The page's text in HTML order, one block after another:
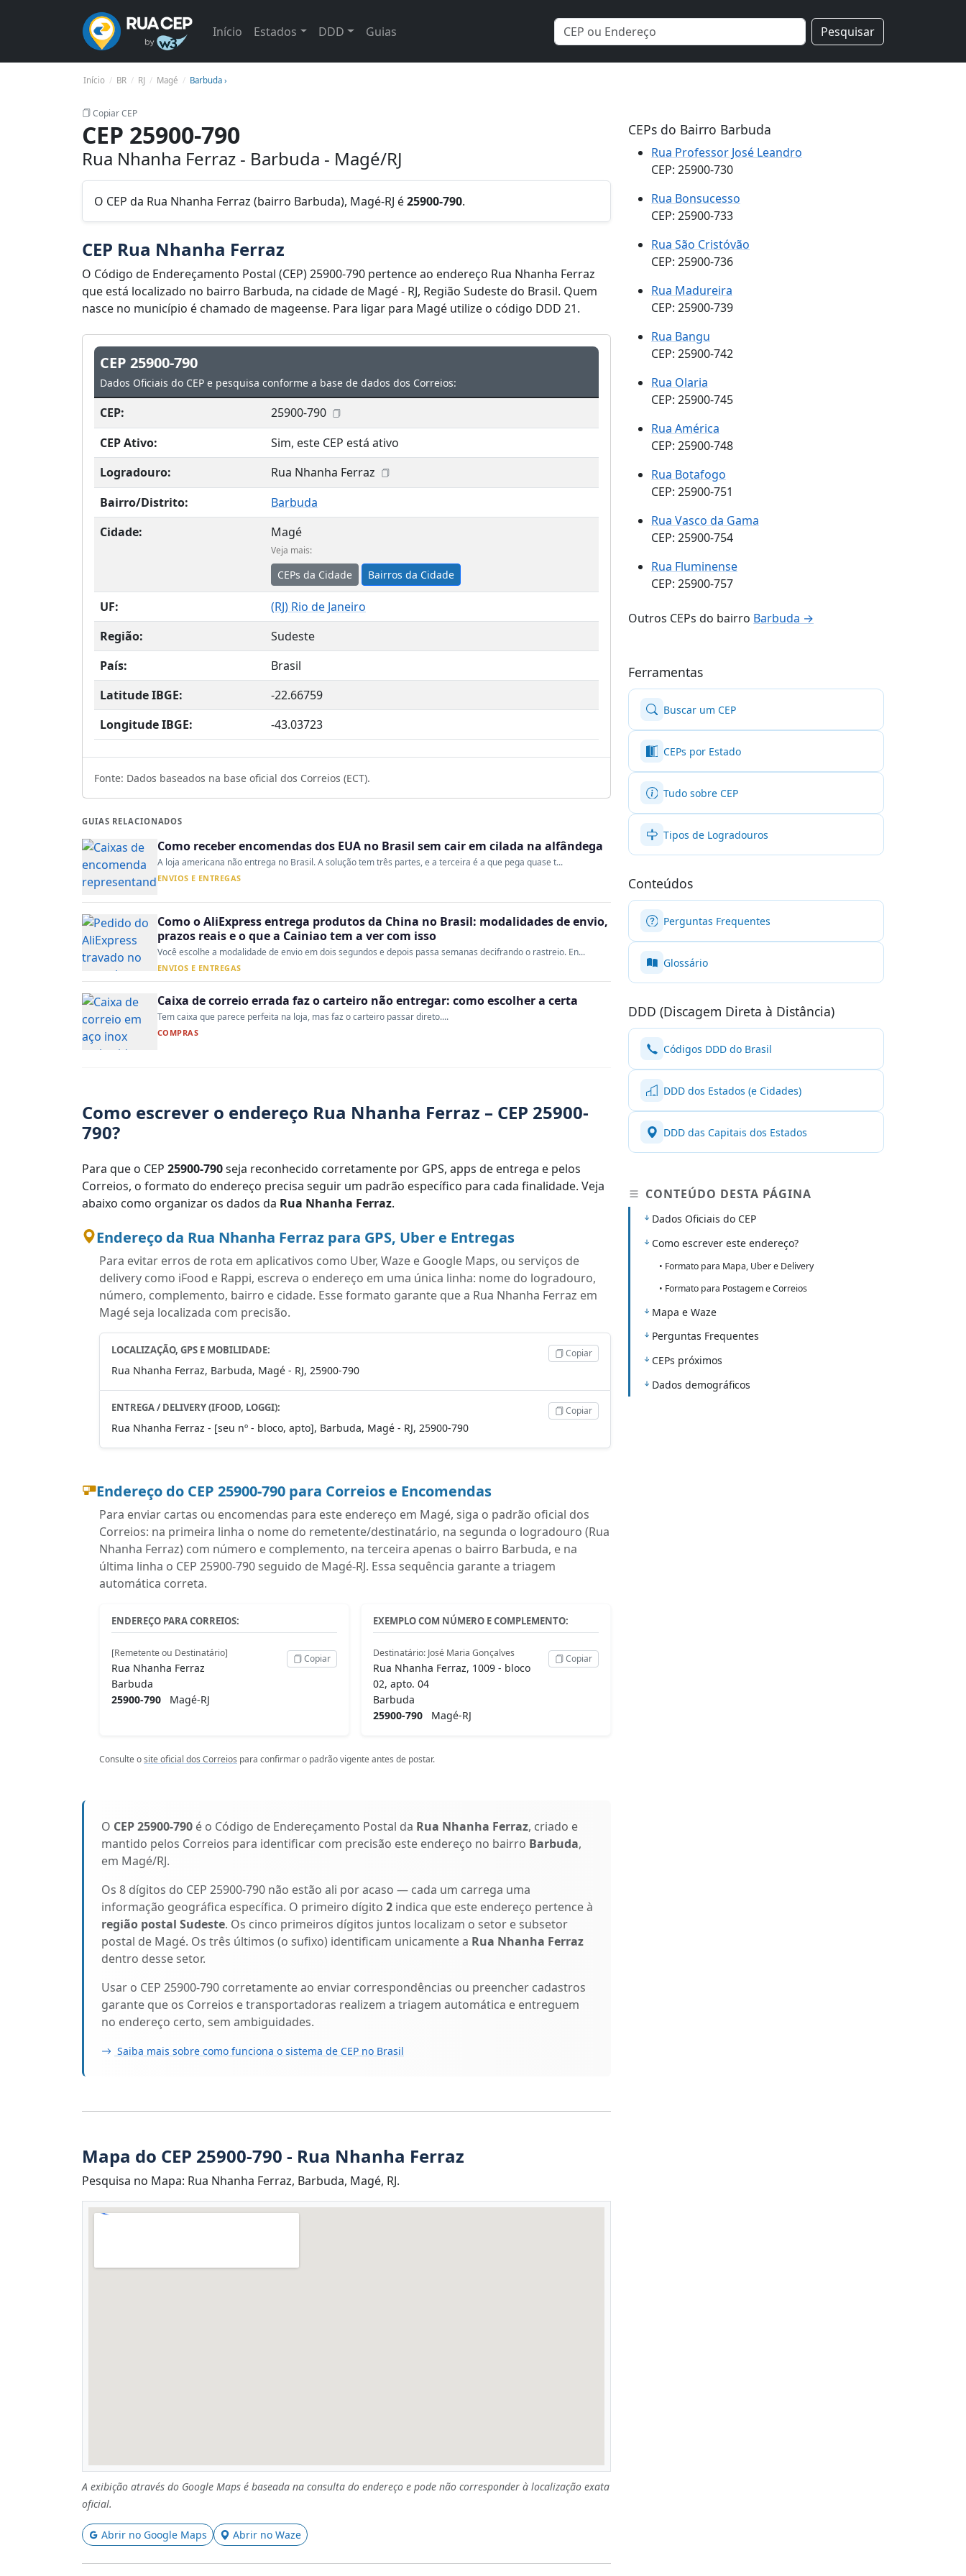
Início Estados DDD Guias Pesquisar
Início BR RJ Magé Barbuda ›
Copiar CEP
CEP 25900-790
Rua Nhanha Ferraz - Barbuda - Magé/RJ
O CEP da Rua Nhanha Ferraz (bairro Barbuda), Magé-RJ é25900-790.
CEP Rua Nhanha Ferraz
O Código de Endereçamento Postal (CEP) 25900-790 pertence ao endereço Rua Nhanha Ferraz
que está localizado no bairro Barbuda, na cidade de Magé - RJ, Região Sudeste do Brasil. Quem
nasce no município é chamado de mageense. Para ligar para Magé utilize o código DDD 21.
CEP 25900-790
Dados Oficiais do CEP e pesquisa conforme a base de dados dos Correios:
CEP:
25900-790
CEP Ativo:
Sim, este CEP está ativo
Logradouro:
Rua Nhanha Ferraz
Bairro/Distrito:
Barbuda
Cidade:
Magé
Veja mais:
CEPs da Cidade Bairros da Cidade
UF: (RJ) Rio de Janeiro
Região:
Sudeste
País:
Brasil
Latitude IBGE:
-22.66759
Longitude IBGE:
-43.03723
Fonte: Dados baseados na base oficial dos Correios (ECT).
GUIAS RELACIONADOS
Como receber encomendas dos EUA no Brasil sem cair em cilada na alfândega
A loja americana não entrega no Brasil. A solução tem três partes, e a terceira é a que pega quase t...
ENVIOS E ENTREGAS
Como o AliExpress entrega produtos da China no Brasil: modalidades de envio,
prazos reais e o que a Cainiao tem a ver com isso
Você escolhe a modalidade de envio em dois segundos e depois passa semanas decifrando o rastreio. En...
ENVIOS E ENTREGAS
Caixa de correio errada faz o carteiro não entregar: como escolher a certa
Tem caixa que parece perfeita na loja, mas faz o carteiro passar direto....
COMPRAS
Como escrever o endereço Rua Nhanha Ferraz – CEP 25900-
790?
Para que o CEP 25900-790seja reconhecido corretamente por GPS, apps de entrega e pelos
Correios, o formato do endereço precisa seguir um padrão específico para cada finalidade. Veja
abaixo como organizar os dados da Rua Nhanha Ferraz.
Endereço da Rua Nhanha Ferraz para GPS, Uber e Entregas
Para evitar erros de rota em aplicativos como Uber, Waze e Google Maps, ou serviços de
delivery como iFood e Rappi, escreva o endereço em uma única linha: nome do logradouro,
número, complemento, bairro e cidade. Esse formato garante que a Rua Nhanha Ferraz em
Magé seja localizada com precisão.
LOCALIZAÇÃO, GPS E MOBILIDADE:
Rua Nhanha Ferraz, Barbuda, Magé - RJ, 25900-790
Copiar
ENTREGA / DELIVERY (IFOOD, LOGGI):
Rua Nhanha Ferraz - [seu nº - bloco, apto], Barbuda, Magé - RJ, 25900-790
Copiar
Endereço do CEP 25900-790 para Correios e Encomendas
Para enviar cartas ou encomendas para este endereço em Magé, siga o padrão oficial dos
Correios: na primeira linha o nome do remetente/destinatário, na segunda o logradouro (Rua
Nhanha Ferraz) com número e complemento, na terceira apenas o bairro Barbuda, e na
última linha o CEP 25900-790 seguido de Magé-RJ. Essa sequência garante a triagem
automática correta.
ENDEREÇO PARA CORREIOS:
[Remetente ou Destinatário]
Rua Nhanha Ferraz
Barbuda
25900-790 Magé-RJ
Copiar
EXEMPLO COM NÚMERO E COMPLEMENTO:
Destinatário: José Maria Gonçalves
Rua Nhanha Ferraz, 1009 - bloco
02, apto. 04
Barbuda
25900-790 Magé-RJ
Copiar
Consulte osite oficial dos Correios para confirmar o padrão vigente antes de postar.
O CEP 25900-790 é o Código de Endereçamento Postal da Rua Nhanha Ferraz, criado e
mantido pelos Correios para identificar com precisão este endereço no bairro Barbuda,
em Magé/RJ.
Os 8 dígitos do CEP 25900-790 não estão ali por acaso — cada um carrega uma
informação geográfica específica. O primeiro dígito 2 indica que este endereço pertence à
região postal Sudeste. Os cinco primeiros dígitos juntos localizam o setor e subsetor
postal de Magé. Os três últimos (o sufixo) identificam unicamente a Rua Nhanha Ferraz
dentro desse setor.
Usar o CEP 25900-790 corretamente ao enviar correspondências ou preencher cadastros
garante que os Correios e transportadoras realizem a triagem automática e entreguem
no endereço certo, sem ambiguidades.
Saiba mais sobre como funciona o sistema de CEP no Brasil
Mapa do CEP 25900-790 - Rua Nhanha Ferraz
Pesquisa no Mapa: Rua Nhanha Ferraz, Barbuda, Magé, RJ.
A exibição através do Google Maps é baseada na consulta do endereço e pode não corresponder à localização exata
oficial.
Abrir no Google Maps Abrir no Waze
CEPs do Bairro Barbuda
Rua Professor José Leandro
CEP: 25900-730
Rua Bonsucesso
CEP: 25900-733
Rua São Cristóvão
CEP: 25900-736
Rua Madureira
CEP: 25900-739
Rua Bangu
CEP: 25900-742
Rua Olaria
CEP: 25900-745
Rua América
CEP: 25900-748
Rua Botafogo
CEP: 25900-751
Rua Vasco da Gama
CEP: 25900-754
Rua Fluminense
CEP: 25900-757
Outros CEPs do bairro Barbuda →
Ferramentas
Buscar um CEP
CEPs por Estado
Tudo sobre CEP
Tipos de Logradouros
Conteúdos
Perguntas Frequentes
Glossário
DDD (Discagem Direta à Distância)
Códigos DDD do Brasil
DDD dos Estados (e Cidades)
DDD das Capitais dos Estados
CONTEÚDO DESTA PÁGINA
Dados Oficiais do CEP
Como escrever este endereço?
• Formato para Mapa, Uber e Delivery
• Formato para Postagem e Correios
Mapa e Waze
Perguntas Frequentes
CEPs próximos
Dados demográficos